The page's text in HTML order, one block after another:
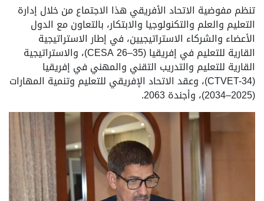
تنظم مفوضية الاتحاد الأفريقي هذا الاجتماع من خلال إدارة
التعليم والعلم والتكنولوجيا والابتكار، بالتعاون مع الدول
الأعضاء والشركاء الاستراتيجيين، في إطار الاستراتيجية
القارية للتعليم في إفريقيا (CESA 26–35)، والاستراتيجية
القارية للتعليم والتدريب التقني والمهني في إفريقيا
(CTVET-34)، وعقد الاتحاد الإفريقي للتعليم وتنمية المهارات
(2025–2034)، وأجندة 2063.